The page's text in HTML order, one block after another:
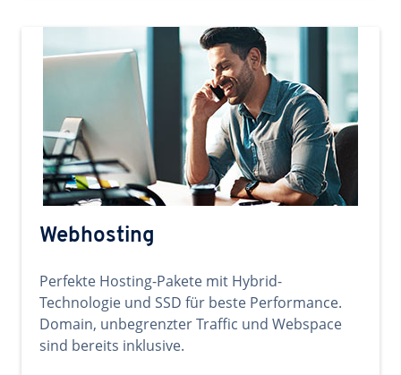
Webhosting
Perfekte Hosting-Pakete mit Hybrid-
Technologie und SSD für beste Performance.
Domain, unbegrenzter Traffic und Webspace
sind bereits inklusive.